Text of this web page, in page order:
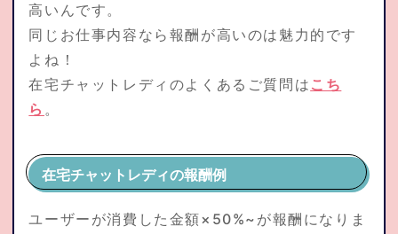
高いんです。
同じお仕事内容なら報酬が高いのは魅力的です
よね！
在宅チャットレディのよくあるご質問は こち
ら 。
在宅チャットレディの報酬例
ユーザーが消費した金額×50%~が報酬になりま